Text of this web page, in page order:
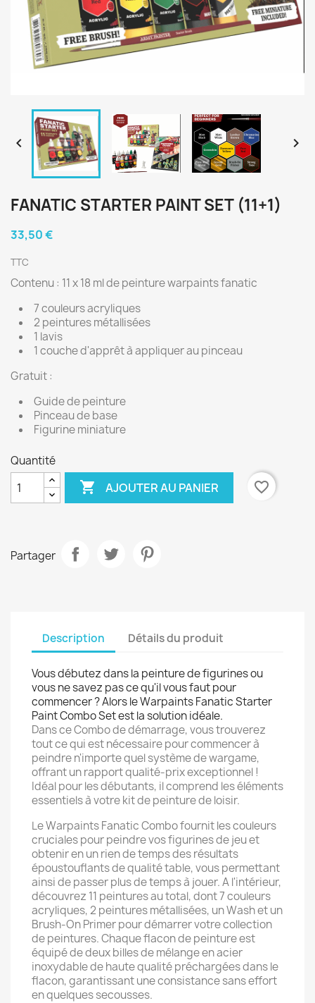
 
FANATIC STARTER PAINT SET (11+1)
33,50 €
TTC
Contenu : 11 x 18 ml de peinture warpaints fanatic
7 couleurs acryliques
2 peintures métallisées
1 lavis
1 couche d'apprêt à appliquer au pinceau
Gratuit :
Guide de peinture
Pinceau de base
Figurine miniature
Quantité
 AJOUTER AU PANIER favorite_border
Partager
Description Détails du produit
Vous débutez dans la peinture de figurines ou
vous ne savez pas ce qu'il vous faut pour
commencer ? Alors le Warpaints Fanatic Starter
Paint Combo Set est la solution idéale.
Dans ce Combo de démarrage, vous trouverez
tout ce qui est nécessaire pour commencer à
peindre n'importe quel système de wargame,
offrant un rapport qualité-prix exceptionnel !
Idéal pour les débutants, il comprend les éléments
essentiels à votre kit de peinture de loisir.
Le Warpaints Fanatic Combo fournit les couleurs
cruciales pour peindre vos figurines de jeu et
obtenir en un rien de temps des résultats
époustouflants de qualité table, vous permettant
ainsi de passer plus de temps à jouer. A l'intérieur,
découvrez 11 peintures au total, dont 7 couleurs
acryliques, 2 peintures métallisées, un Wash et un
Brush-On Primer pour démarrer votre collection
de peintures. Chaque flacon de peinture est
équipé de deux billes de mélange en acier
inoxydable de haute qualité préchargées dans le
flacon, garantissant une consistance sans effort
en quelques secousses.
Créer une liste d'envies
Nom de la liste d'envies
Annuler Créer une liste d'envies